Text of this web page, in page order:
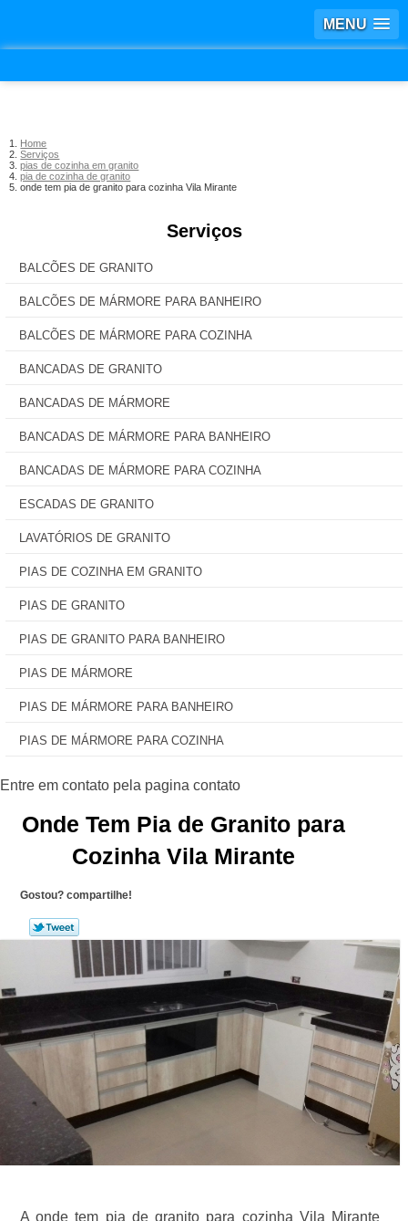
MENU
Home
Serviços
pias de cozinha em granito
pia de cozinha de granito
onde tem pia de granito para cozinha Vila Mirante
Serviços
BALCÕES DE GRANITO
BALCÕES DE MÁRMORE PARA BANHEIRO
BALCÕES DE MÁRMORE PARA COZINHA
BANCADAS DE GRANITO
BANCADAS DE MÁRMORE
BANCADAS DE MÁRMORE PARA BANHEIRO
BANCADAS DE MÁRMORE PARA COZINHA
ESCADAS DE GRANITO
LAVATÓRIOS DE GRANITO
PIAS DE COZINHA EM GRANITO
PIAS DE GRANITO
PIAS DE GRANITO PARA BANHEIRO
PIAS DE MÁRMORE
PIAS DE MÁRMORE PARA BANHEIRO
PIAS DE MÁRMORE PARA COZINHA
Onde Tem Pia de Granito para
Cozinha Vila Mirante
Gostou? compartilhe!
A onde tem pia de granito para cozinha Vila Mirante